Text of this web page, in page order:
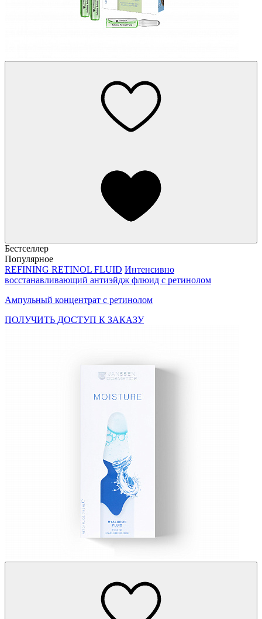
Бестселлер
Популярное
REFINING RETINOL FLUID Интенсивно
восстанавливающий антиэйдж флюид с ретинолом
Ампульный концентрат с ретинолом
ПОЛУЧИТЬ ДОСТУП К ЗАКАЗУ